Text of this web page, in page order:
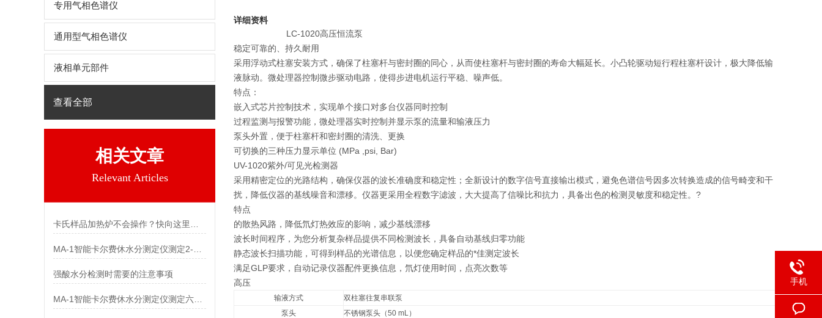
专用气相色谱仪
通用型气相色谱仪
液相单元部件
查看全部
相关文章
Relevant Articles
强酸水分检测时需要的注意事项
MA-1智能卡尔费休水分测定仪测定六甲蜜胺中水分
详细资料
LC-1020高压恒流泵
稳定可靠的、持久耐用
采用浮动式柱塞安装方式，确保了柱塞杆与密封圈的同心，从而使柱塞杆与密封圈的寿命大幅延长。小凸轮驱动短行程柱塞杆设计，极大降低输
液脉动。微处理器控制微步驱动电路，使得步进电机运行平稳、噪声低。
特点：
嵌入式芯片控制技术，实现单个接口对多台仪器同时控制
过程监测与报警功能，微处理器实时控制并显示泵的流量和输液压力
泵头外置，便于柱塞杆和密封圈的清洗、更换
可切换的三种压力显示单位 (MPa ,psi, Bar)
UV-1020紫外/可见光检测器
采用精密定位的光路结构，确保仪器的波长准确度和稳定性；全新设计的数字信号直接输出模式，避免色谱信号因多次转换造成的信号畸变和干
扰，降低仪器的基线噪音和漂移。仪器更采用全程数字滤波，大大提高了信噪比和抗力，具备出色的检测灵敏度和稳定性。?
特点
的散热风路，降低氘灯热效应的影响，减少基线漂移
波长时间程序，为您分析复杂样品提供不同检测波长，具备自动基线归零功能
静态波长扫描功能，可得到样品的光谱信息，以便您确定样品的*佳测定波长
满足GLP要求，自动记录仪器配件更换信息，氘灯使用时间，点亮次数等
高压
输液方式
双柱塞往复串联泵
泵头
不锈钢泵头（50 mL）
手机